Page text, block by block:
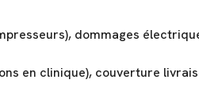
dommages
en clinique), couverture